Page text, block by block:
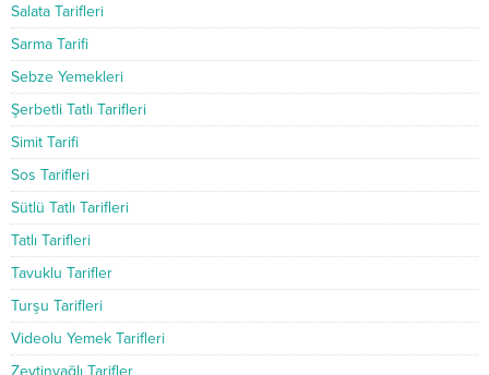
Salata Tarifleri
Sarma Tarifi
Sebze Yemekleri
Şerbetli Tatlı Tarifleri
Simit Tarifi
Sos Tarifleri
Sütlü Tatlı Tarifleri
Tatlı Tarifleri
Tavuklu Tarifler
Turşu Tarifleri
Videolu Yemek Tarifleri